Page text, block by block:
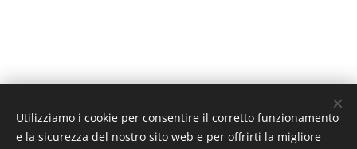
Unione Superiori Generali - Via dei Penitenzieri 19 -00193 ROMA
Utilizziamo i cookie per consentire il corretto funzionamento
e la sicurezza del nostro sito web e per offrirti la migliore